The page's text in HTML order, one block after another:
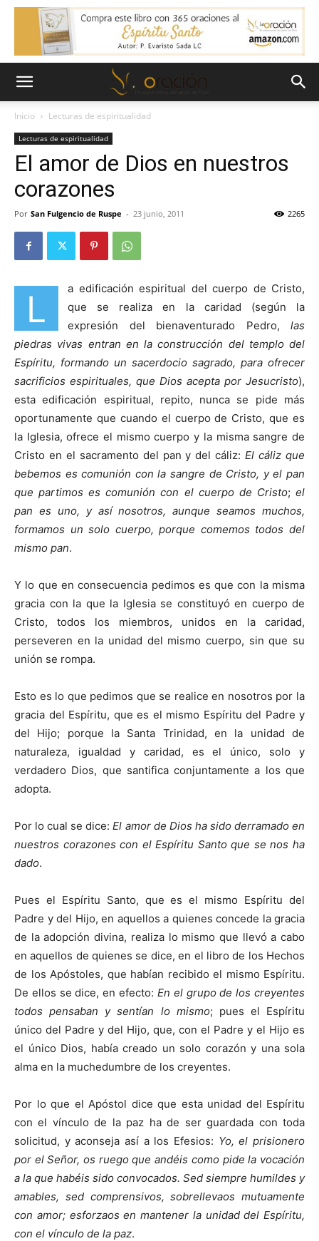
Inicio Lecturas de espiritualidad
Lecturas de espiritualidad
El amor de Dios en nuestros
corazones
Por San Fulgencio de Ruspe - 23 junio, 2011 2265
L
a edificación espiritual del cuerpo de Cristo,
que se realiza en la caridad (según la
expresión del bienaventurado Pedro, las
piedras vivas entran en la construcción del templo del
Espíritu, formando un sacerdocio sagrado, para ofrecer
sacrificios espirituales, que Dios acepta por Jesucristo),
esta edificación espiritual, repito, nunca se pide más
oportunamente que cuando el cuerpo de Cristo, que es
la Iglesia, ofrece el mismo cuerpo y la misma sangre de
Cristo en el sacramento del pan y del cáliz:El cáliz que
bebemos es comunión con la sangre de Cristo, y el pan
que partimos es comunión con el cuerpo de Cristo;el
pan es uno, y así nosotros, aunque seamos muchos,
formamos un solo cuerpo, porque comemos todos del
mismo pan.
Y lo que en consecuencia pedimos es que con la misma
gracia con la que la Iglesia se constituyó en cuerpo de
Cristo, todos los miembros, unidos en la caridad,
perseveren en la unidad del mismo cuerpo, sin que su
unión se rompa.
Esto es lo que pedimos que se realice en nosotros por la
gracia del Espíritu, que es el mismo Espíritu del Padre y
del Hijo; porque la Santa Trinidad, en la unidad de
naturaleza, igualdad y caridad, es el único, solo y
verdadero Dios, que santifica conjuntamente a los que
adopta.
Por lo cual se dice:El amor de Dios ha sido derramado en
nuestros corazones con el Espíritu Santo que se nos ha
dado.
Pues el Espíritu Santo, que es el mismo Espíritu del
Padre y del Hijo, en aquellos a quienes concede la gracia
de la adopción divina, realiza lo mismo que llevó a cabo
en aquellos de quienes se dice, en el libro de los Hechos
de los Apóstoles, que habían recibido el mismo Espíritu.
De ellos se dice, en efecto: En el grupo de los creyentes
todos pensaban y sentían lo mismo; pues el Espíritu
único del Padre y del Hijo, que, con el Padre y el Hijo es
el único Dios, había creado un solo corazón y una sola
alma en la muchedumbre de los creyentes.
Por lo que el Apóstol dice que esta unidad del Espíritu
con el vínculo de la paz ha de ser guardada con toda
solicitud, y aconseja así a los Efesios: Yo, el prisionero
por el Señor, os ruego que andéis como pide la vocación
a la que habéis sido convocados. Sed siempre humildes y
amables, sed comprensivos, sobrellevaos mutuamente
con amor; esforzaos en mantener la unidad del Espíritu,
con el vínculo de la paz.